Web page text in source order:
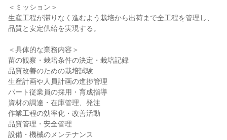
＜ミッション＞
生産工程が滞りなく進むよう栽培から出荷まで全工程を管理し、
品質と安定供給を実現する。
＜具体的な業務内容＞
苗の観察・栽培条件の決定・栽培記録
品質改善のための栽培試験
生産計画や人員計画の進捗管理
パート従業員の採用・育成指導
資材の調達・在庫管理、発注
作業工程の効率化・改善活動
品質管理・安全管理
設備・機械のメンテナンス